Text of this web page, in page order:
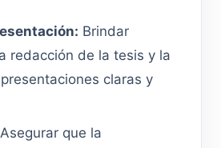
Brindar
redacción de la tesis y la
claras y
Asegurar que la